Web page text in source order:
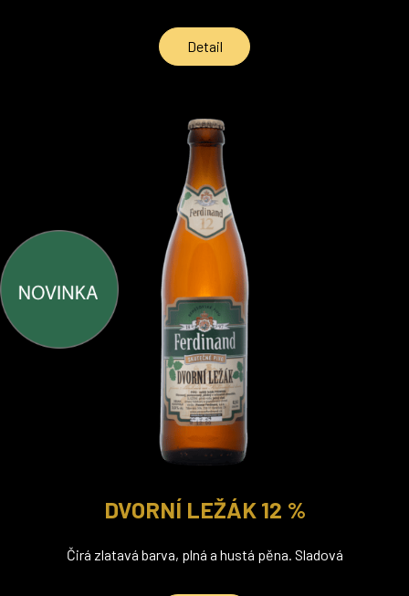
Detail
DVORNÍ LEŽÁK 12 %
Čirá zlatavá barva, plná a hustá pěna. Sladová